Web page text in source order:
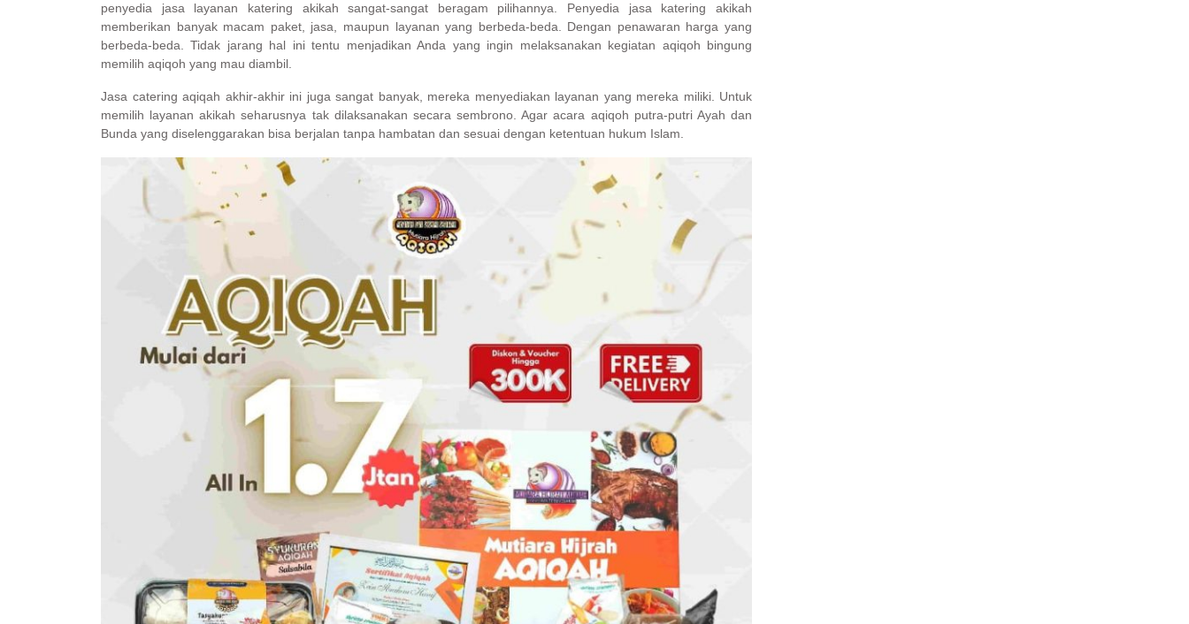
penyedia jasa layanan katering akikah sangat-sangat beragam pilihannya. Penyedia jasa katering akikah
memberikan banyak macam paket, jasa, maupun layanan yang berbeda-beda. Dengan penawaran harga yang
berbeda-beda. Tidak jarang hal ini tentu menjadikan Anda yang ingin melaksanakan kegiatan aqiqoh bingung
memilih aqiqoh yang mau diambil.
Jasa catering aqiqah akhir-akhir ini juga sangat banyak, mereka menyediakan layanan yang mereka miliki. Untuk
memilih layanan akikah seharusnya tak dilaksanakan secara sembrono. Agar acara aqiqoh putra-putri Ayah dan
Bunda yang diselenggarakan bisa berjalan tanpa hambatan dan sesuai dengan ketentuan hukum Islam.